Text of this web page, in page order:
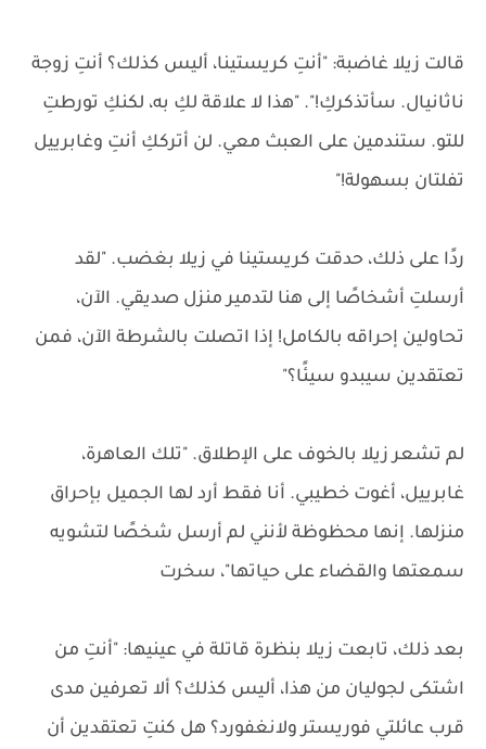
قالت زيلا غاضبة: "أنتِ كريستينا، أليس كذلك؟ أنتِ زوجة
ناثانيال. سأتذكركِ!". "هذا لا علاقة لكِ به، لكنكِ تورطتِ
للتو. ستندمين على العبث معي. لن أترككِ أنتِ وغابرييل
تفلتان بسهولة!"
ردًا على ذلك، حدقت كريستينا في زيلا بغضب. "لقد
أرسلتِ أشخاصًا إلى هنا لتدمير منزل صديقي. الآن،
تحاولين إحراقه بالكامل! إذا اتصلت بالشرطة الآن، فمن
تعتقدين سيبدو سيئًا؟"
لم تشعر زيلا بالخوف على الإطلاق. "تلك العاهرة،
غابرييل، أغوت خطيبي. أنا فقط أرد لها الجميل بإحراق
منزلها. إنها محظوظة لأنني لم أرسل شخصًا لتشويه
سمعتها والقضاء على حياتها"، سخرت
بعد ذلك، تابعت زيلا بنظرة قاتلة في عينيها: "أنتِ من
اشتكى لجوليان من هذا، أليس كذلك؟ ألا تعرفين مدى
قرب عائلتي فوريستر ولانغفورد؟ هل كنتِ تعتقدين أن